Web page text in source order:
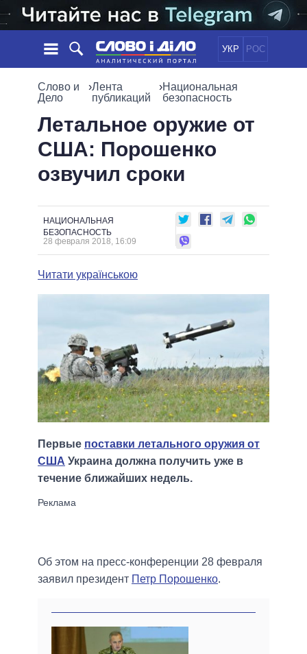
УКР РОС
НОВОСТИ
СТАТЬИ
МНЕНИЯ
ДАЙДЖЕСТЫ
ЭКОНОМИКА
ОБЩЕСТВО
МИР
ПОЛИТИКИ
ВСЕ ПОЛИТИКИ
ВЕРХОВНАЯ РАДА
КАБИНЕТ МИНИСТРОВ
ГЛАВЫ ОБЛАДМИНИСТРАЦИЙ
МЭРЫ
ВСЕ ПЕРСОНЫ
ИНФОГРАФИКА
ВИДЕО
ПОДДЕРЖАТЬ
СРАВНЕНИЕ ПОЛИТИКОВ
Слово и
Дело
›Лента
публикаций
›Национальная
безопасность
Летальное оружие от
США: Порошенко
озвучил сроки
НАЦИОНАЛЬНАЯ
БЕЗОПАСНОСТЬ
28 февраля 2018, 16:09
Читати українською
Первые поставки летального оружия от
США Украина должна получить уже в
течение ближайших недель.
Об этом на пресс-конференции 28 февраля
заявил президент Петр Порошенко.